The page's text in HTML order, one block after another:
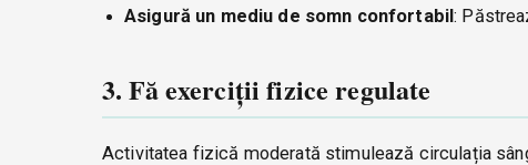
Asigură un mediu de somn confortabil:
3. Fă exerciții fizice regulate
Activitatea fizică moderată stimulează circulația